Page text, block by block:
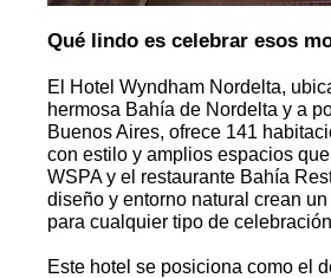
Qué lindo es celebrar esos
El Hotel Wyndham Nordelta,
hermosa Bahía de Nordelta y a
Buenos Aires, ofrece 141
con estilo y amplios espacios
WSPA y el restaurante Bahía
diseño y entorno natural crean un
para cualquier tipo de
Este hotel se posiciona como el